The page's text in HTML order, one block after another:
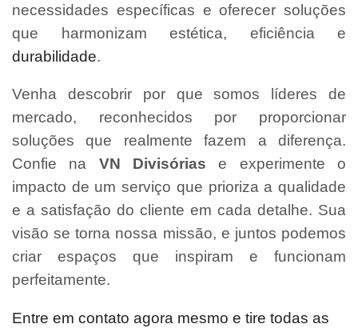
necessidades específicas e oferecer soluções
que harmonizam estética, eficiência e
durabilidade.
Venha descobrir por que somos líderes de
mercado, reconhecidos por proporcionar
soluções que realmente fazem a diferença.
Confie na VN Divisórias e experimente o
impacto de um serviço que prioriza a qualidade
e a satisfação do cliente em cada detalhe. Sua
visão se torna nossa missão, e juntos podemos
criar espaços que inspiram e funcionam
perfeitamente.
Entre em contato agora mesmo e tire todas as